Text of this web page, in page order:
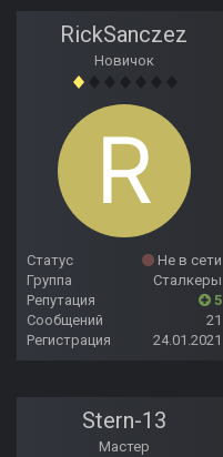
RickSanczez
Новичок
Статус
Не в сети
Группа
Сталкеры
Репутация
5
Сообщений
21
Регистрация
24.01.2021
Stern-13
Мастер